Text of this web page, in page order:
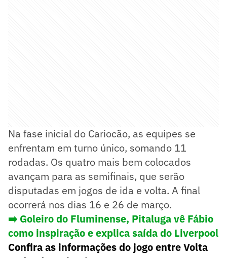
Na fase inicial do Cariocão, as equipes se
enfrentam em turno único, somando 11
rodadas. Os quatro mais bem colocados
avançam para as semifinais, que serão
disputadas em jogos de ida e volta. A final
ocorrerá nos dias 16 e 26 de março.
➡️ Goleiro do Fluminense, Pitaluga vê Fábio
como inspiração e explica saída do Liverpool
Confira as informações do jogo entre Volta